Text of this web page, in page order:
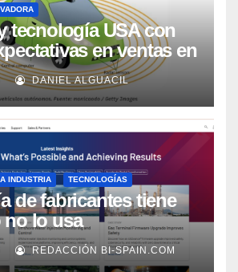
tecnología USA con
en ventas en
2 años, según
DANIEL ALGUACIL
INDUSTRIA TECNOLOGÍAS
de fabricantes tiene
no lo usa
según Rockwell
REDACCIÓN BI-SPAIN.COM